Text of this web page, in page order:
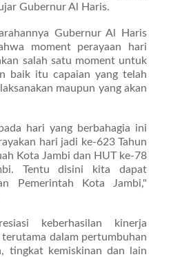
Gubernur Al Haris.
Gubernur Al Haris
moment perayaan hari
salah satu moment untuk
baik itu capaian yang telah
maupun yang akan
hari yang berbahagia ini
hari jadi ke-623 Tahun
Kota Jambi dan HUT ke-78
Tentu disini kita dapat
Pemerintah Kota Jambi,"
keberhasilan kinerja
dalam pertumbuhan
tingkat kemiskinan dan lain